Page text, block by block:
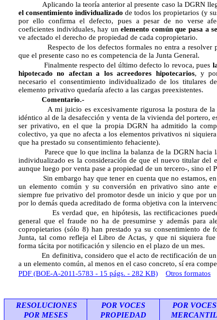
Aplicando la teoría anterior al presente caso la DGRN
el consentimiento individualizado de todos los propietarios (y
por ello confirma el defecto, pues a pesar de no verse
coeficientes individuales, hay unelemento común que pasa a
ve afectado el derecho de propiedad de cada copropietario.
Respecto de los defectos formales no entra a resolver
que el presente caso no es competencia de la Junta General.
Finalmente respecto del último defecto lo revoca, pues
hipotecado no afectan a los acreedores hipotecarios, y
necesario el consentimiento individualizado de los titulares
elemento privativo quedaría afecto a las cargas preexistentes.
Comentario.-
A mi juicio es excesivamente rigurosa la postura de la
idéntico al de la desafección y venta de la vivienda del portero,
ser privativo, en el que la propia DGRN ha admitido la
colectivo, ya que no afecta a los elementos privativos ni
que ha prestado su consentimiento fehaciente).
Parece que lo que inclina la balanza de la DGRN hacia la
individualizado es la consideración de que el nuevo titular del
aunque luego por venta pase a propiedad de un tercero-, sino el
Sin embargo hay que tener en cuenta que no estamos, en
un elemento común y su conversión en privativo sino ante
siempre fue privativo del promotor desde un inicio y que por
por lo demás queda acreditado de forma objetiva con la
Es verdad que, en hipótesis, las rectificaciones
general que el fraude no ha de presumirse y además para
copropietarios (sólo 8) han prestado ya su consentimiento de
Junta, tal como refleja el Libro de Actas, y que ni siquiera fue
forma tácita por notificación y silencio en el plazo de un mes.
En definitiva, considero que el acto de rectificación de un
a un elemento común, al menos en el caso concreto, sí era
PDF (BOE-A-2011-5783 - 15 págs. - 282 KB)
Otros formatos
RESOLUCIONES
POR MESES
POR VOCES
PROPIEDAD
POR VOCES
MERCANTIL